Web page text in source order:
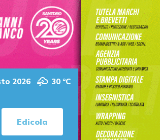
2026 30 °C
Edicola